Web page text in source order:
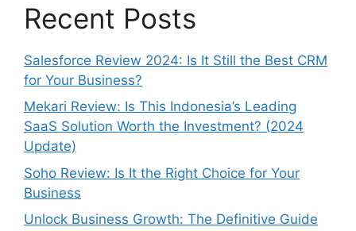
Recent Posts
Salesforce Review 2024: Is It Still the Best CRM
for Your Business?
Mekari Review: Is This Indonesia’s Leading
SaaS Solution Worth the Investment? (2024
Update)
Soho Review: Is It the Right Choice for Your
Business
Unlock Business Growth: The Definitive Guide